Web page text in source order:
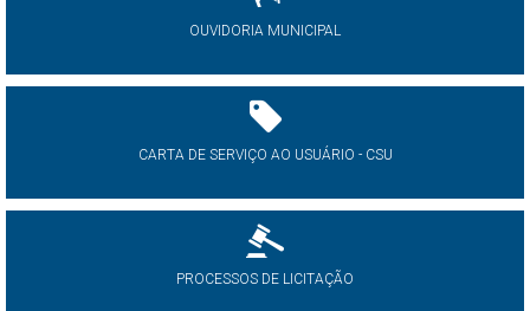
OUVIDORIA MUNICIPAL
CARTA DE SERVIÇO AO USUÁRIO - CSU
PROCESSOS DE LICITAÇÃO